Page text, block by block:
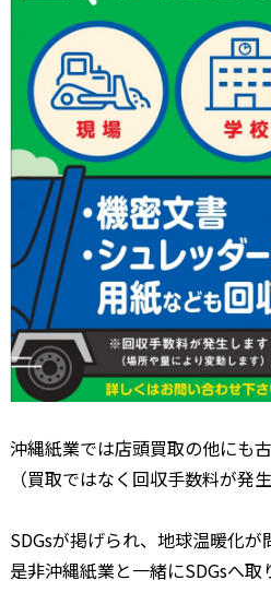
沖縄紙業では店頭買取の他にも
（買取ではなく回収手数料が発生
SDGsが掲げられ、地球温暖化が
是非沖縄紙業と一緒にSDGsへ取